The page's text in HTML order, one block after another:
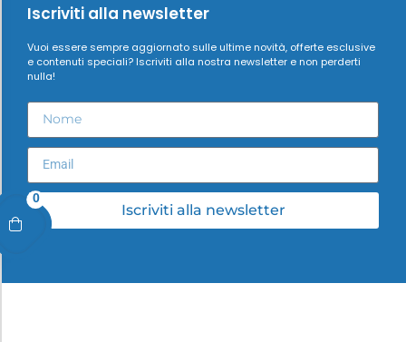
0
Iscriviti alla newsletter
Vuoi essere sempre aggiornato sulle ultime novità, offerte esclusive
e contenuti speciali? Iscriviti alla nostra newsletter e non perderti
nulla!
Iscriviti alla newsletter